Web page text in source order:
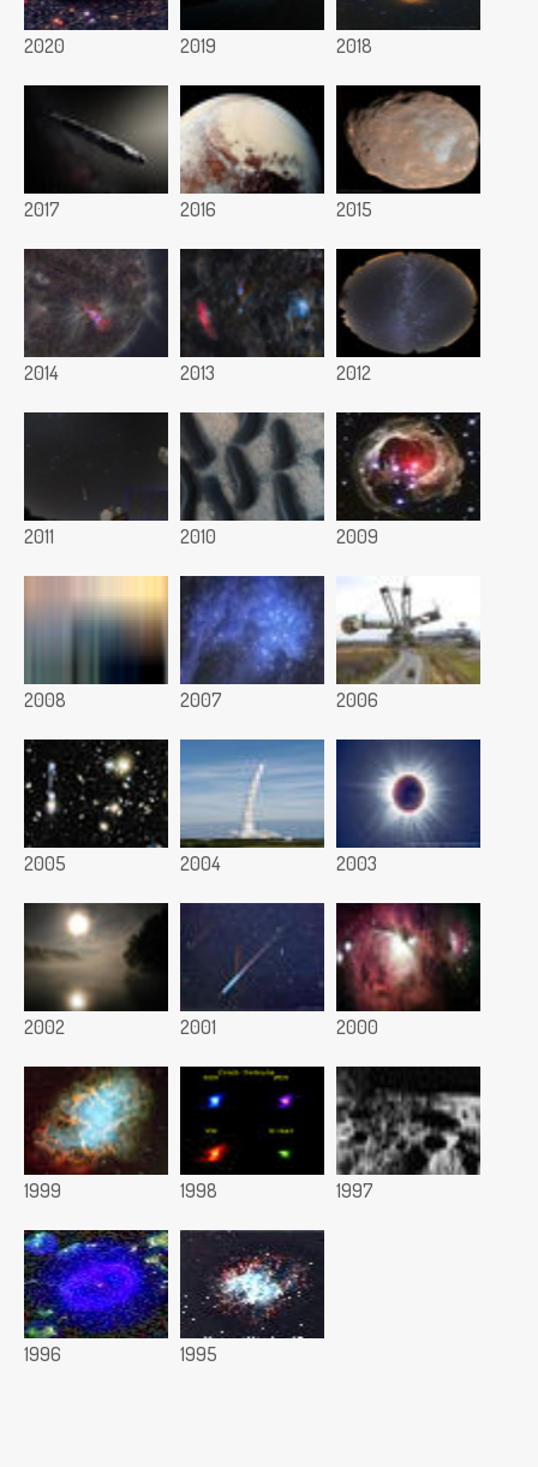
2020 2019 2018
2017 2016 2015
2014 2013 2012
2011 2010 2009
2008 2007 2006
2005 2004 2003
2002 2001 2000
1999 1998 1997
1996 1995